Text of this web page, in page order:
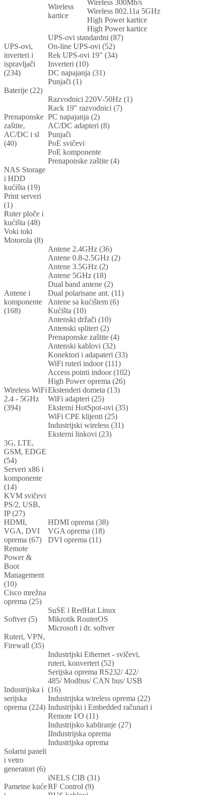
Wireless
kartice
Wireless 300Mb/s
Wireless 802.11a 5GHz
High Power kartice
High Power kartice
UPS-ovi,
inverteri i
ispravljači
(234)
UPS-ovi standardni (87)
On-line UPS-ovi (52)
Rek UPS-ovi 19" (34)
Inverteri (10)
DC napajanja (31)
Punjači (1)
Baterije (22)
Prenaponske
zaštite,
AC/DC i sl
(40)
Razvodnici 220V-50Hz (1)
Rack 19" razvodnici (7)
PC napajanja (2)
AC/DC adapteri (8)
Punjači
PoE svičevi
PoE komponente
Prenaponske zaštite (4)
NAS Storage
i HDD
kućišta (19)
Print serveri
(1)
Ruter ploče i
kućišta (48)
Voki toki
Motorola (8)
Antene i
komponente
(168)
Antene 2.4GHz (36)
Antene 0.8-2.5GHz (2)
Antene 3.5GHz (2)
Antene 5GHz (18)
Dual band antene (2)
Dual polarisane ant. (11)
Antene sa kućištem (6)
Kućišta (10)
Antenski držači (10)
Antenski spliteri (2)
Prenaponske zaštite (4)
Antenski kablovi (32)
Konektori i adapateri (33)
Wireless WiFi
2.4 - 5GHz
(394)
WiFi ruteri indoor (111)
Access pointi indoor (102)
High Power oprema (26)
Ekstenderi dometa (13)
WiFi adapteri (25)
Eksterni HotSpot-ovi (35)
WiFi CPE klijenti (25)
Industrijski wireless (31)
Eksterni linkovi (23)
3G, LTE,
GSM, EDGE
(54)
Serveri x86 i
komponente
(14)
KVM svičevi
PS/2, USB,
IP (27)
HDMI,
VGA, DVI
oprema (67)
HDMI oprema (38)
VGA oprema (18)
DVI oprema (11)
Remote
Power &
Boot
Management
(10)
Cisco mrežna
oprema (25)
Softver (5)
SuSE i RedHat Linux
Mikrotik RouterOS
Microsoft i dr. softver
Ruteri, VPN,
Firewall (35)
Industrijska i
serijska
oprema (224)
Industrijski Ethernet - svičevi,
ruteri, konverteri (52)
Serijska oprema RS232/ 422/
485/ Modbus/ CAN bus/ USB
(16)
Industrijska wireless oprema (22)
Industrijski i Embedded računari i
Remote I/O (11)
Industrijsko kabliranje (27)
IIndustrijska oprema
Industrijska oprema
Solarni paneli
i vetro
generatori (6)
Pametne kuće
iNELS CIB (31)
RF Control (9)